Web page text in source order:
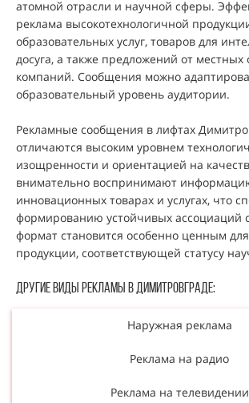
атомной отрасли и научной сферы.
реклама высокотехнологичной
образовательных услуг, товаров для
досуга, а также предложений от местных
компаний. Сообщения можно
образовательный уровень аудитории.
Рекламные сообщения в лифтах
отличаются высоким уровнем
изощренности и ориентацией на
внимательно воспринимают
инновационных товарах и услугах, что
формированию устойчивых ассоциаций
формат становится особенно ценным
продукции, соответствующей статусу
Другие виды рекламы В Димитровграде:
Наружная реклама
Реклама на радио
Реклама на телевидении